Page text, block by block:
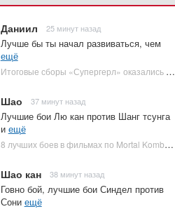
Даниил 25 минут назад
Лучше бы ты начал развиваться, чем
ещё
Итоговые сборы «Супергерл» оказались худшими для DC за два десятилетия | Plugged In Ru
Шао 37 минут назад
Лучшие бои Лю кан против Шанг тсунга
и ещё
8 лучших боев в фильмах по Mortal Kombat: от «Смертельной битвы» до «Мортал Комбат 2» | Plugged In Ru
Шао кан 38 минут назад
Говно бой, лучшие бои Синдел против
Сони ещё